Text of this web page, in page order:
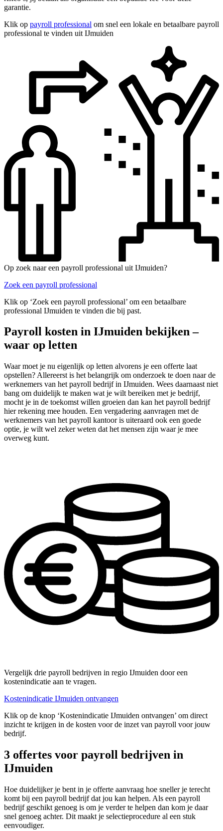
garantie.
Klik op payroll professional om snel een lokale en betaalbare payroll
professional te vinden uit IJmuiden
Op zoek naar een payroll professional uit IJmuiden?
Zoek een payroll professional
Klik op ‘Zoek een payroll professional’ om een betaalbare
professional IJmuiden te vinden die bij past.
Payroll kosten in IJmuiden bekijken –
waar op letten
Waar moet je nu eigenlijk op letten alvorens je een offerte laat
opstellen? Allereerst is het belangrijk om onderzoek te doen naar de
werknemers van het payroll bedrijf in IJmuiden. Wees daarnaast niet
bang om duidelijk te maken wat je wilt bereiken met je bedrijf,
mocht je in de toekomst willen groeien dan kan het payroll bedrijf
hier rekening mee houden. Een vergadering aanvragen met de
werknemers van het payroll kantoor is uiteraard ook een goede
optie, je wilt wel zeker weten dat het mensen zijn waar je mee
overweg kunt.
Vergelijk drie payroll bedrijven in regio IJmuiden door een
kostenindicatie aan te vragen.
Kostenindicatie IJmuiden ontvangen
Klik op de knop ‘Kostenindicatie IJmuiden ontvangen’ om direct
inzicht te krijgen in de kosten voor de inzet van payroll voor jouw
bedrijf.
3 offertes voor payroll bedrijven in
IJmuiden
Hoe duidelijker je bent in je offerte aanvraag hoe sneller je terecht
komt bij een payroll bedrijf dat jou kan helpen. Als een payroll
bedrijf geschikt genoeg is om je verder te helpen dan kom je daar
snel genoeg achter. Dit maakt je selectieprocedure al een stuk
eenvoudiger.